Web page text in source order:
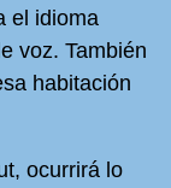
el idioma
voz. También
habitación
ocurrirá lo